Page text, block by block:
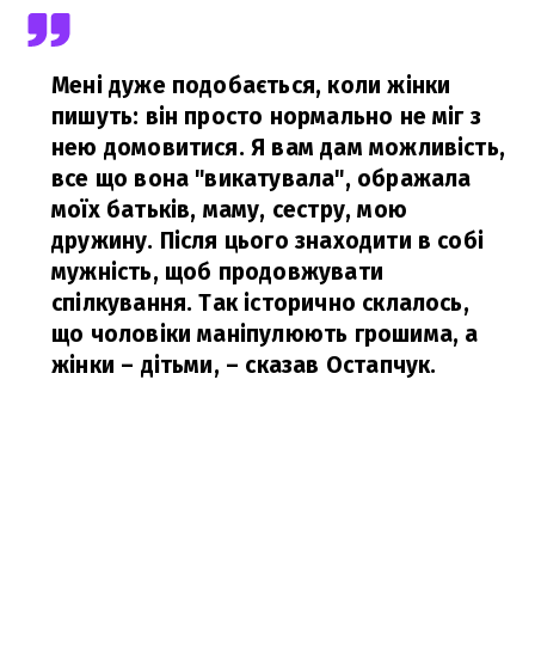
Мені дуже подобається, коли жінки
пишуть: він просто нормально не міг з
нею домовитися. Я вам дам можливість,
все що вона "викатувала", ображала
моїх батьків, маму, сестру, мою
дружину. Після цього знаходити в собі
мужність, щоб продовжувати
спілкування. Так історично склалось,
що чоловіки маніпулюють грошима, а
жінки – дітьми, – сказав Остапчук.